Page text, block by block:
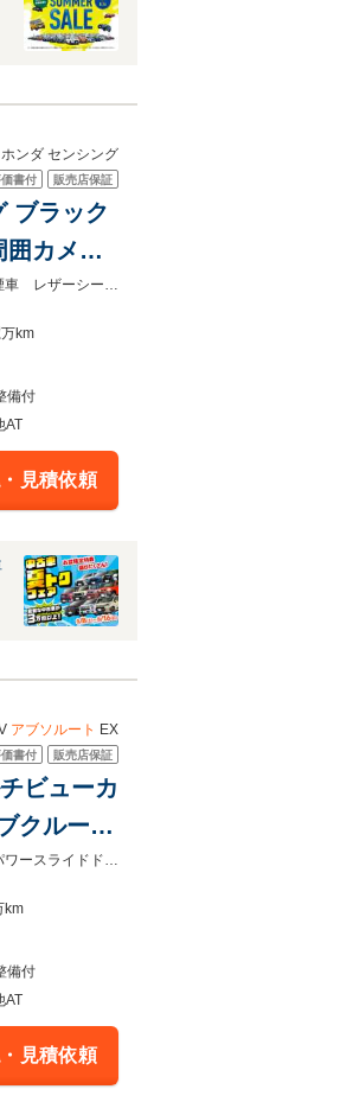
ホンダ センシング
書付 販売店保証
ブラック
カメ
煙車 シ ★グループ約３０，０００台の在庫から取り寄せ可能！★ホンダセンシング デジタルインナーミラー 禁煙車 レザーシート シートヒーター ドラレコ
万km
備付
AT
見積依頼
アブソルート EX
書付 販売店保証
ビューカ
クルーズ
シート
★グループ約３０，０００台の在庫から取り寄せ可能！★純正１０インチナビ マルチビューカメラ 両側パワースライドドア ホンダセンシング 禁煙車 ＥＴＣ
km
備付
AT
見積依頼